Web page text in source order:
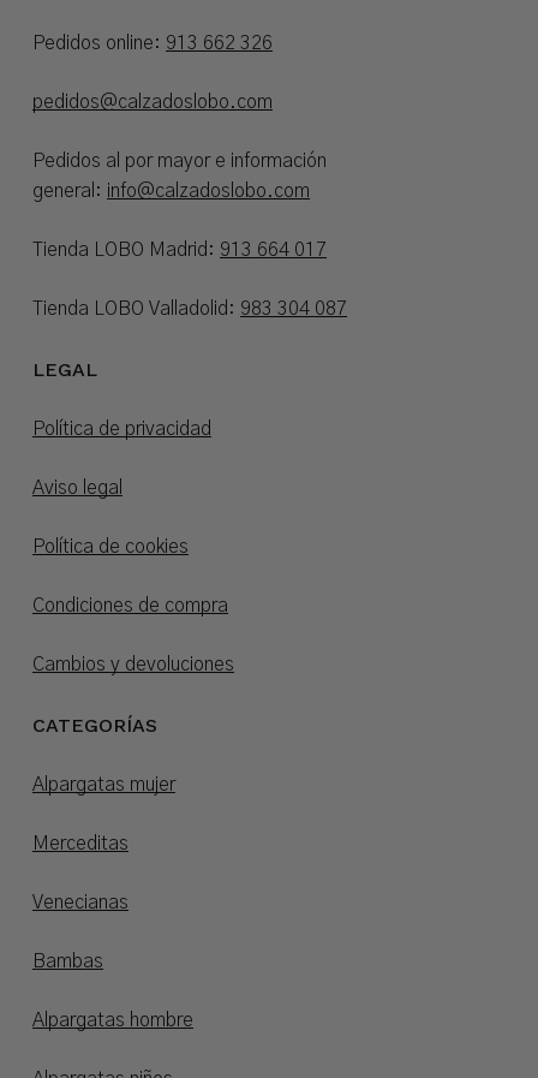
Pedidos online: 913 662 326
pedidos@calzadoslobo.com
Pedidos al por mayor e información
general: info@calzadoslobo.com
Tienda LOBO Madrid: 913 664 017
Tienda LOBO Valladolid: 983 304 087
LEGAL
Política de privacidad
Aviso legal
Política de cookies
Condiciones de compra
Cambios y devoluciones
CATEGORÍAS
Alpargatas mujer
Merceditas
Venecianas
Bambas
Alpargatas hombre